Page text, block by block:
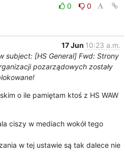
0
0
17 Jun 10:23 a.m.
subject: [HS General] Fwd: Strony
pozarządowych zostały
o ile pamiętam ktoś z HS WAW
ciszy w mediach wokół tego
w tej ustawie są tak dalece nie